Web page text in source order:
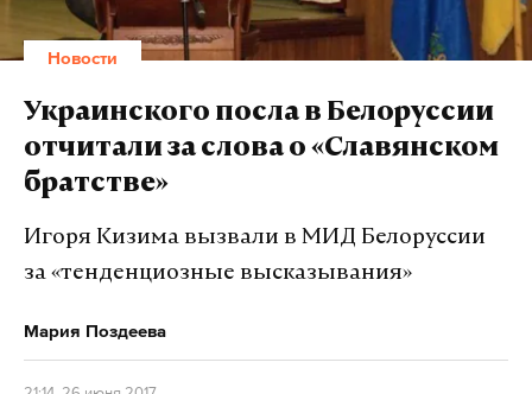
Новости
Украинского посла в Белоруссии
отчитали за слова о «Славянском
братстве»
Игоря Кизима вызвали в МИД Белоруссии
за «тенденциозные высказывания»
Мария Поздеева